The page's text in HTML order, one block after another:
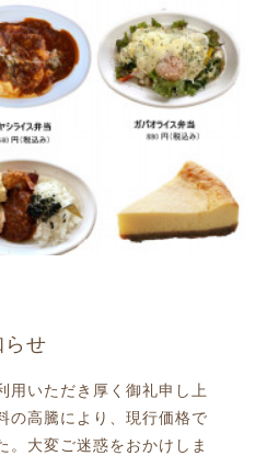
せ
用いただき厚く御礼申し上
の高騰により、現行価格で
。大変ご迷惑をおかけしま